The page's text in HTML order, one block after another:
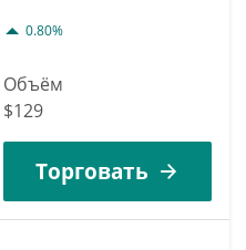
0.80%
Объём
$129
Торговать